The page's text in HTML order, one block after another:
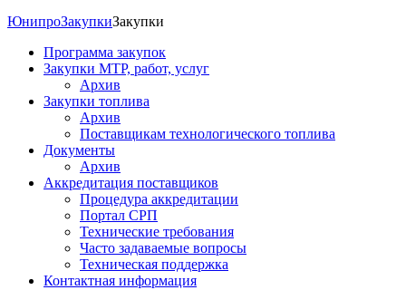
ЮнипроЗакупкиЗакупки
Программа закупок
Закупки МТР, работ, услуг
Архив
Закупки топлива
Архив
Поставщикам технологического топлива
Документы
Архив
Аккредитация поставщиков
Процедура аккредитации
Портал СРП
Технические требования
Часто задаваемые вопросы
Техническая поддержка
Контактная информация